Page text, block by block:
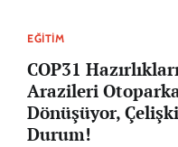
EĞITIM
COP31
Arazileri
Dönüşüyor,
Durum!